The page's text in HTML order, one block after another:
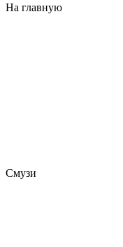
На главную
Смузи